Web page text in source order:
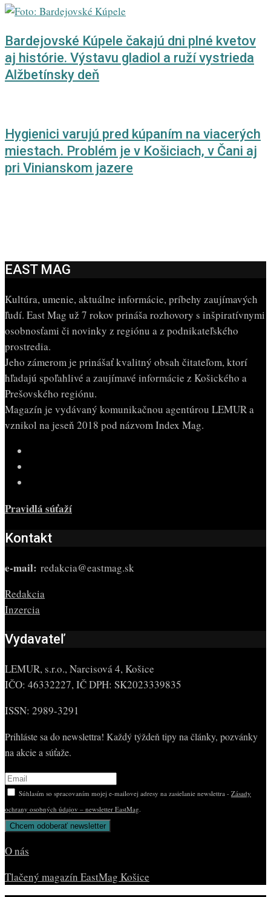
Bardejovské Kúpele čakajú dni plné kvetov
aj histórie. Výstavu gladiol a ruží vystrieda
Alžbetínsky deň
Hygienici varujú pred kúpaním na viacerých
miestach. Problém je v Košiciach, v Čani aj
pri Vinianskom jazere
EAST MAG
Kultúra, umenie, aktuálne informácie, príbehy zaujímavých
ľudí. East Mag už 7 rokov prináša rozhovory s inšpiratívnymi
osobnosťami či novinky z regiónu a z podnikateľského
prostredia.
Jeho zámerom je prinášať kvalitný obsah čitateľom, ktorí
hľadajú spoľahlivé a zaujímavé informácie z Košického a
Prešovského regiónu.
Magazín je vydávaný komunikačnou agentúrou LEMUR a
vznikol na jeseň 2018 pod názvom Index Mag.
Pravidlá súťaží
Kontakt
e-mail: redakcia@eastmag.sk
Redakcia
Inzercia
Vydavateľ
LEMUR, s.r.o., Narcisová 4, Košice
IČO: 46332227, IČ DPH: SK2023339835
ISSN: 2989-3291
Prihláste sa do newslettra! Každý týždeň tipy na články, pozvánky
na akcie a súťaže.
Súhlasím so spracovaním mojej e-mailovej adresy na zasielanie newslettra - Zásady
ochrany osobných údajov – newsletter EastMag.
O nás
Tlačený magazín EastMag Košice